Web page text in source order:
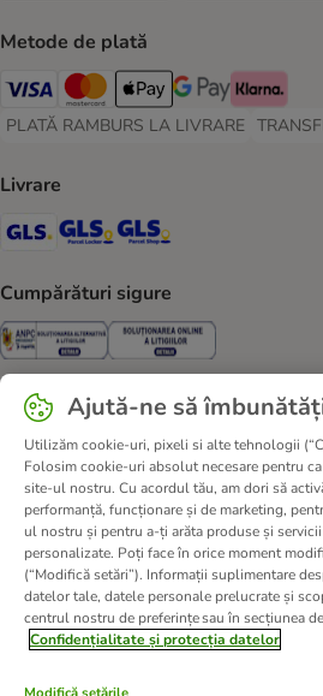
Metode de plată
Visa Payment Method
Master Card Payment Method
Apple Pay Payment Method
Google PayKlarna
PLATĂ RAMBURS LA LIVRARE
PLATĂ RAMBURS LA LIVRARE Payment
Livrare
GLS Shipping Method
GLS Locker Shipping Method
Cumpărături sigure
Security Security
Despre noi Cariere zooplus
Informații legale
Termeni şi condiţii
Deșeuri și protecția mediului
Contact
Retrageți-vă din contract aici
Metode
Program de afiliere
Declarație de
Confidenţialitate & protecția datelor
© zooplus SE2026
Ajută-ne să
Utilizăm cookie-uri, pixeli si alte tehnologii
Folosim cookie-uri absolut necesare pentru
site-ul nostru. Cu acordul tău, am dori să
performanță, funcționare și de marketing,
ul nostru și pentru a-ți arăta produse și
personalizate. Poți face în orice moment
(“Modifică setări”). Informații suplimentare
datelor tale, datele personale prelucrate și
centrul nostru de preferințe sau în secțiunea
Confidențialitate și protecția datelor